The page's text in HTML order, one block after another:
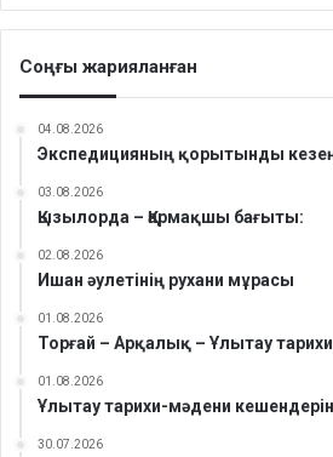
Соңғы жарияланған
04.08.2026
Экспедицияның қорытынды
03.08.2026
Қызылорда – Қармақшы бағыты:
02.08.2026
Ишан әулетінің рухани мұрасы
01.08.2026
Торғай – Арқалық – Ұлытау
01.08.2026
Ұлытау тарихи-мәдени
30.07.2026